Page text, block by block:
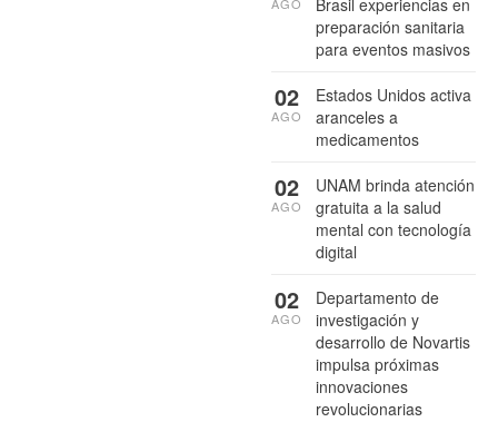
Brasil experiencias en
preparación sanitaria
para eventos masivos
AGO
Estados Unidos activa
aranceles a
medicamentos
02
AGO
UNAM brinda atención
gratuita a la salud
mental con tecnología
digital
02
AGO
Departamento de
investigación y
desarrollo de Novartis
impulsa próximas
innovaciones
revolucionarias
02
AGO